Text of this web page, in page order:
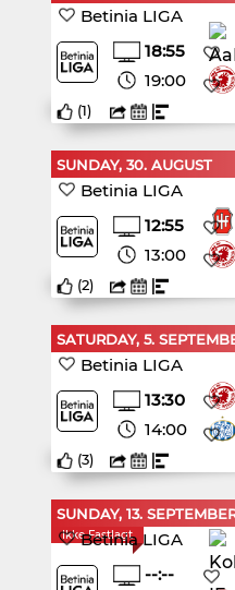
Betinia LIGA
18:55
19:00
(1)
SUNDAY, 30. AUGUST
Betinia LIGA
12:55
13:00
(2)
SATURDAY, 5.
Betinia LIGA
13:30
14:00
(3)
SUNDAY, 13.
Ikke Fastlagt
Betinia LIGA
--:--